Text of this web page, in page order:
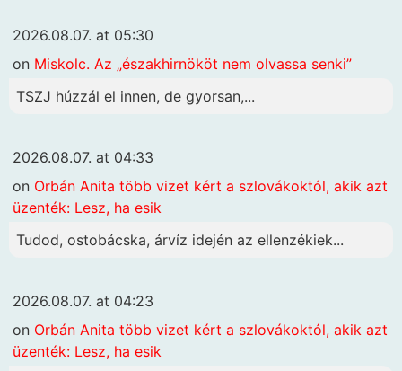
2026.08.07. at 05:30
on Miskolc. Az „északhirnököt nem olvassa senki”
TSZJ húzzál el innen, de gyorsan,...
2026.08.07. at 04:33
on Orbán Anita több vizet kért a szlovákoktól, akik azt
üzenték: Lesz, ha esik
Tudod, ostobácska, árvíz idején az ellenzékiek...
2026.08.07. at 04:23
on Orbán Anita több vizet kért a szlovákoktól, akik azt
üzenték: Lesz, ha esik